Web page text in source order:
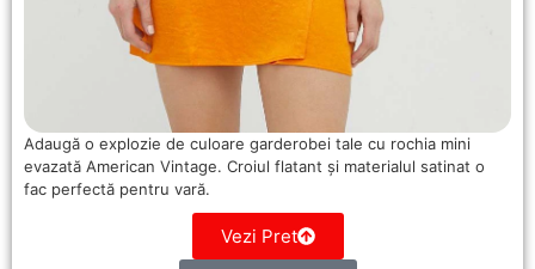
Adaugă o explozie de culoare garderobei tale cu rochia mini
evazată American Vintage. Croiul flatant și materialul satinat o
fac perfectă pentru vară.
Vezi Pret